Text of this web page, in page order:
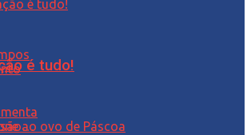
é tudo!